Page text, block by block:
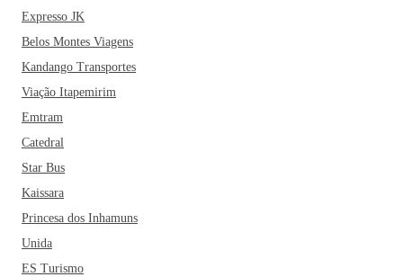
Expresso JK
Belos Montes Viagens
Kandango Transportes
Viação Itapemirim
Emtram
Catedral
Star Bus
Kaissara
Princesa dos Inhamuns
Unida
ES Turismo